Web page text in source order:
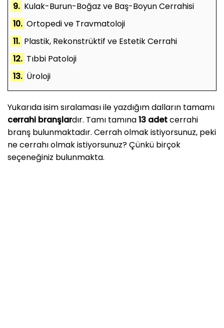
9. Kulak-Burun-Boğaz ve Baş-Boyun Cerrahisi
10. Ortopedi ve Travmatoloji
11. Plastik, Rekonstrüktif ve Estetik Cerrahi
12. Tıbbi Patoloji
13. Üroloji
Yukarıda isim sıralaması ile yazdığım dalların tamamı
cerrahi branşlardır. Tamı tamına13 adetcerrahi
branş bulunmaktadır. Cerrah olmak istiyorsunuz, peki
ne cerrahı olmak istiyorsunuz? Çünkü birçok
seçeneğiniz bulunmakta.